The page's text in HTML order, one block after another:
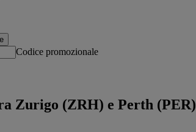
Codice promozionale
Zurigo (ZRH) e Perth (PER)